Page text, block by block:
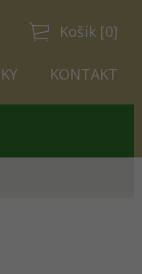
Košík [0]
KONTAKT